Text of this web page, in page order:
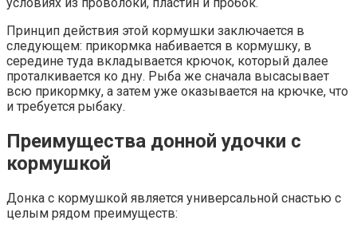
Принцип действия этой кормушки заключается в
следующем: прикормка набивается в кормушку, в
середине туда вкладывается крючок, который далее
проталкивается ко дну. Рыба же сначала высасывает
всю прикормку, а затем уже оказывается на крючке, что
и требуется рыбаку.
Преимущества донной удочки с
кормушкой
Донка с кормушкой является универсальной снастью с
целым рядом преимуществ: